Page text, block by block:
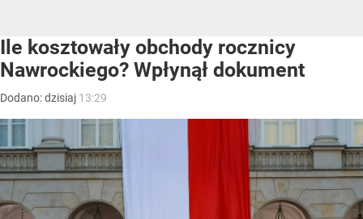
Ile kosztowały obchody rocznicy
Nawrockiego? Wpłynął dokument
Dodano:dzisiaj 13:29